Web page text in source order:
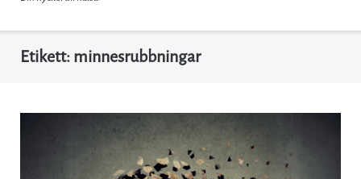
Etikett:minnesrubbningar